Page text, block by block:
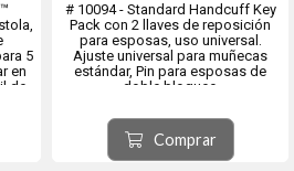
5
en
de
# 10094 - Standard Handcuff Key
Pack con 2 llaves de reposición
para esposas, uso universal.
Ajuste universal para muñecas
estándar, Pin para esposas de
doble bloqueo
Comprar